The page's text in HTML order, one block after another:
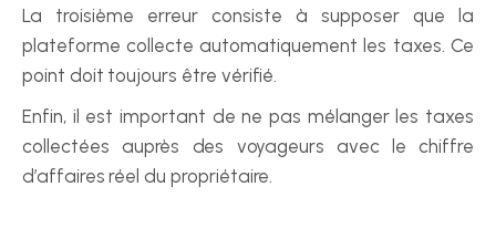
La troisième erreur consiste à supposer que la
plateforme collecte automatiquement les taxes. Ce
point doit toujours être vérifié.
Enfin, il est important de ne pas mélanger les taxes
collectées auprès des voyageurs avec le chiffre
d’affaires réel du propriétaire.